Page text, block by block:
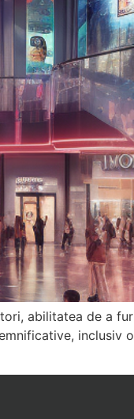
abilitatea de a
inclusiv